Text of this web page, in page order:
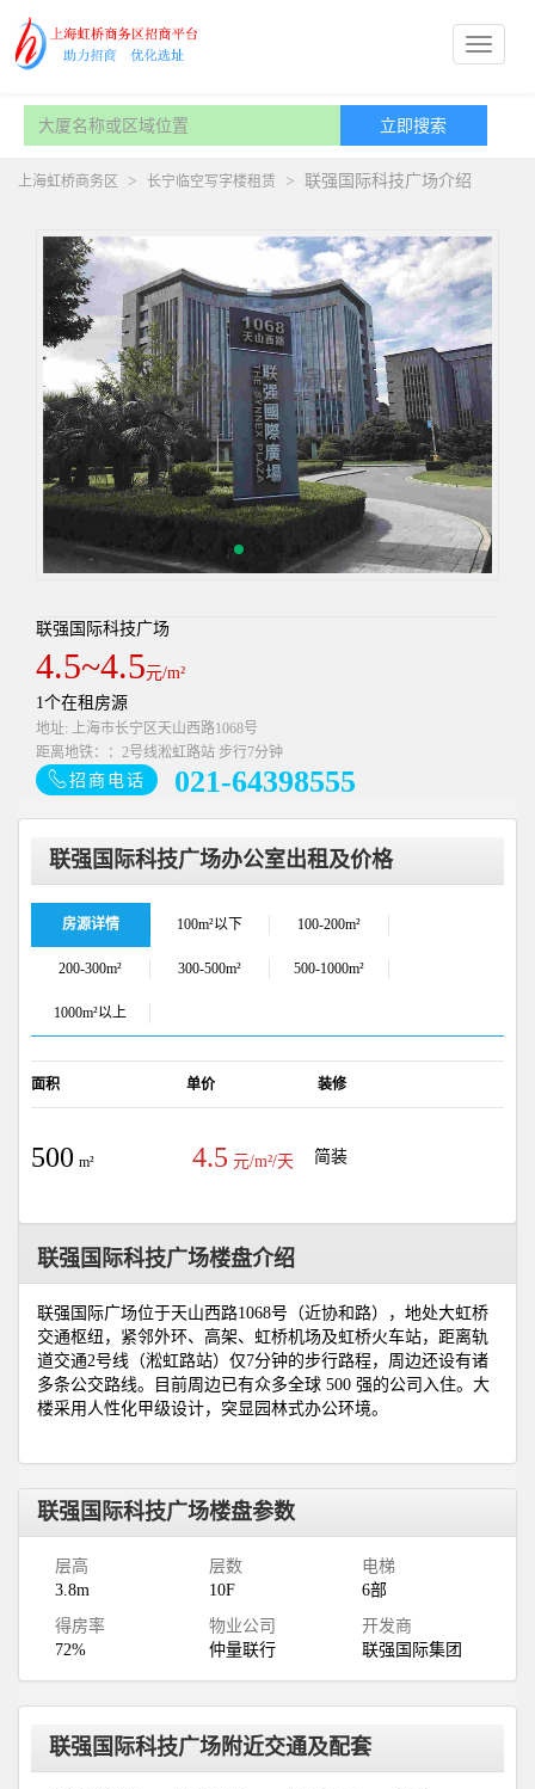
上海虹桥商务区 > 长宁临空写字楼租赁 > 联强国际科技广场介绍
联强国际科技广场
4.5~4.5元/m²
1个在租房源
地址: 上海市长宁区天山西路1068号
距离地铁：：2号线淞虹路站 步行7分钟
招商电话 021-64398555
联强国际科技广场办公室出租及价格
房源详情 100m²以下 100-200m²
200-300m² 300-500m² 500-1000m²
1000m²以上
面积 单价 装修
500 m² 4.5 元/m²/天 简装
联强国际科技广场楼盘介绍
联强国际广场位于天山西路1068号（近协和路），地处大虹桥
交通枢纽，紧邻外环、高架、虹桥机场及虹桥火车站，距离轨
道交通2号线（淞虹路站）仅7分钟的步行路程，周边还设有诸
多条公交路线。目前周边已有众多全球 500 强的公司入住。大
楼采用人性化甲级设计，突显园林式办公环境。
联强国际科技广场楼盘参数
层高
3.8m
层数
10F
电梯
6部
得房率
72%
物业公司
仲量联行
开发商
联强国际集团
联强国际科技广场附近交通及配套